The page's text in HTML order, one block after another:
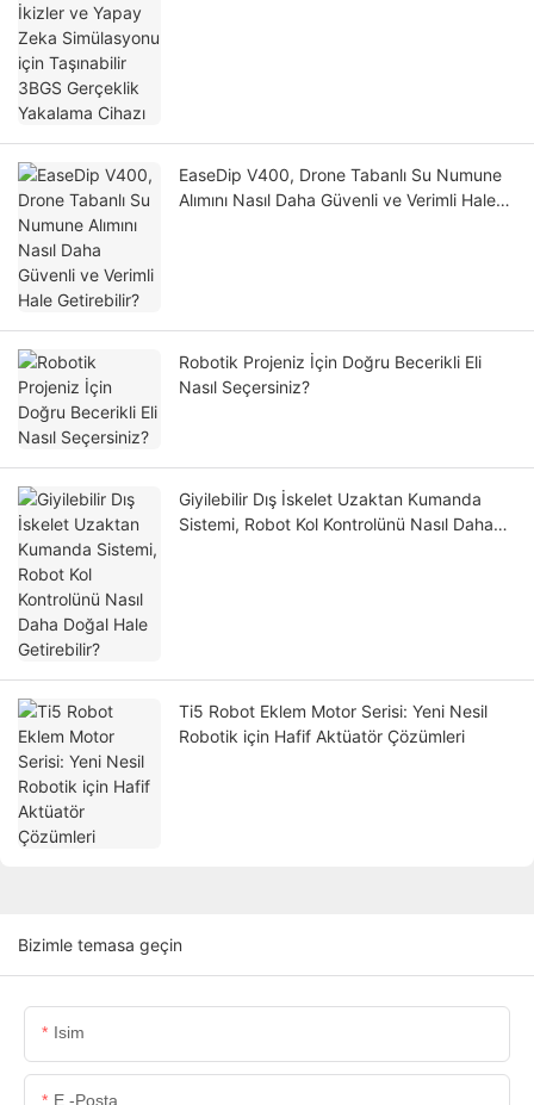
EaseDip V400, Drone Tabanlı Su Numune
Alımını Nasıl Daha Güvenli ve Verimli Hale
Robotik Projeniz İçin Doğru Becerikli Eli
Nasıl Seçersiniz?
Giyilebilir Dış İskelet Uzaktan Kumanda
Sistemi, Robot Kol Kontrolünü Nasıl Daha
Ti5 Robot Eklem Motor Serisi: Yeni Nesil
Robotik için Hafif Aktüatör Çözümleri
Bizimle temasa geçin
Isim
E -posta